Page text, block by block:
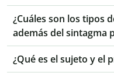
¿Cuáles son los tipos
además del sintagma
¿Qué es el sujeto y el